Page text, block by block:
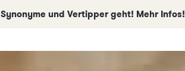
und Vertipper geht! Mehr Infos!